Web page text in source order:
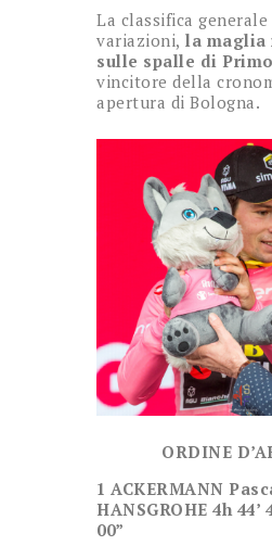
La classifica generale
variazioni, la maglia
sulle spalle di
vincitore della
apertura di Bologna.
ORDINE
1 ACKERMANN
HANSGROHE 4h 44’
00”